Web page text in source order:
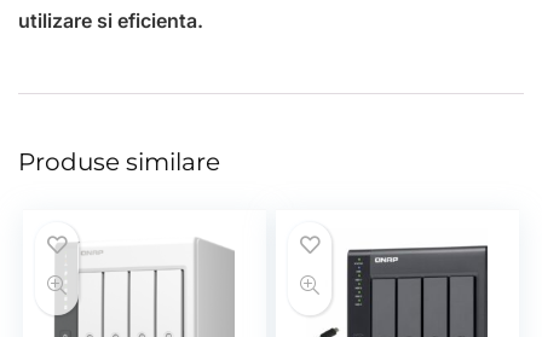
utilizare si eficienta.
Produse similare